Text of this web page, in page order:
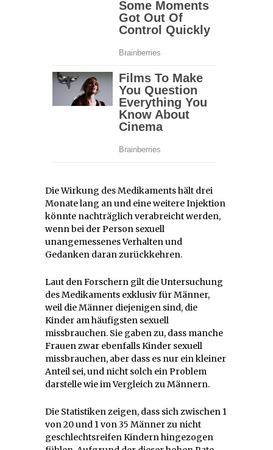
Die Wirkung des Medikaments hält drei
Monate lang an und eine weitere Injektion
könnte nachträglich verabreicht werden,
wenn bei der Person sexuell
unangemessenes Verhalten und
Gedanken daran zurückkehren.
Laut den Forschern gilt die Untersuchung
des Medikaments exklusiv für Männer,
weil die Männer diejenigen sind, die
Kinder am häufigsten sexuell
missbrauchen. Sie gaben zu, dass manche
Frauen zwar ebenfalls Kinder sexuell
missbrauchen, aber dass es nur ein kleiner
Anteil sei, und nicht solch ein Problem
darstelle wie im Vergleich zu Männern.
Die Statistiken zeigen, dass sich zwischen 1
von 20 und 1 von 35 Männer zu nicht
geschlechtsreifen Kindern hingezogen